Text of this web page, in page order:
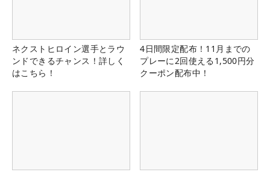
ネクストヒロイン選手とラウ
ンドできるチャンス！詳しく
はこちら！
4日間限定配布！11月までの
プレーに2回使える1,500円分
クーポン配布中！